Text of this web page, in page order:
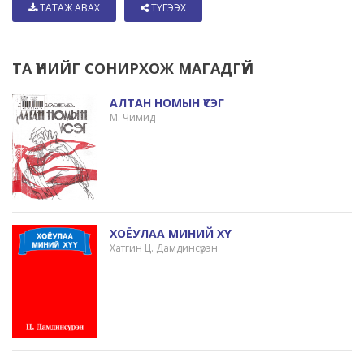
ТАТАЖ АВАХ ТҮГЭЭХ
ТА ҮҮНИЙГ СОНИРХОЖ МАГАДГҮЙ
АЛТАН НОМЫН ҮСЭГ
М. Чимид
ХОЁУЛАА МИНИЙ ХҮҮ
Хатгин Ц. Дамдинсүрэн